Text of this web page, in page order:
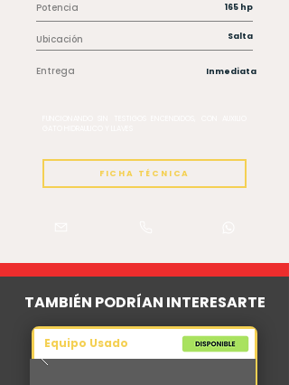
Potencia
Ubicación
Entrega
165 hp
Salta
Inmediata
FICHA TÉCNICA
TAMBIÉN PODRÍAN INTERESARTE
Equipo Usado